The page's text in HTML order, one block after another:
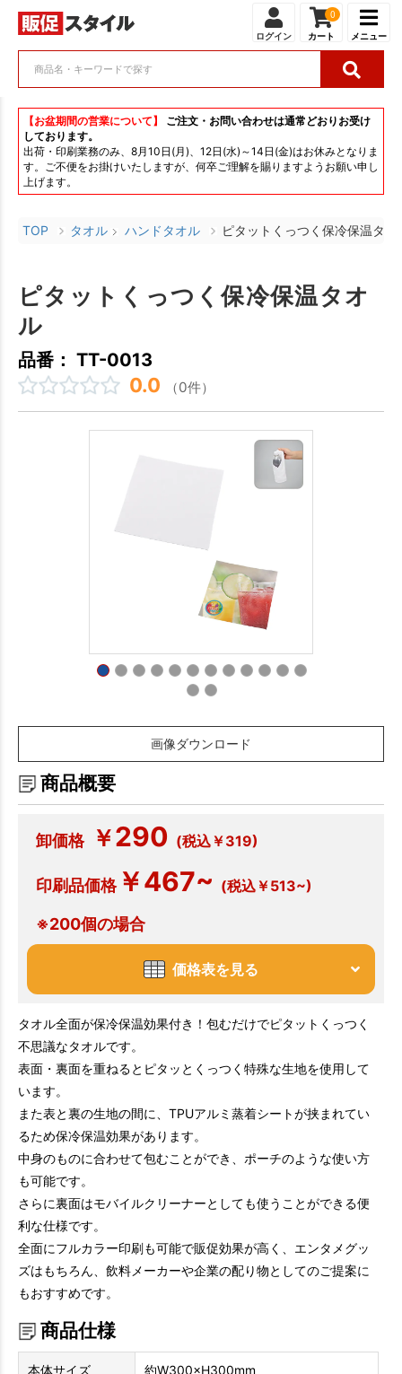
ログイン
0
カート メニュー
【お盆期間の営業について】
ご注文・お問い合わせは通常どおりお受け
しております。
出荷・印刷業務のみ、8月10日(月)、12日(水)～14日(金)はお休みとなりま
す。ご不便をお掛けいたしますが、何卒ご理解を賜りますようお願い申し
上げます。
TOP タオル ハンドタオル ピタットくっつく保冷保温タオ
ピタットくっつく保冷保温タオ
ル
品番： TT-0013
0.0 （0件）
画像ダウンロード
商品概要
卸価格 ￥290 (税込￥319)
印刷品価格￥467~ (税込￥513~)
※200個の場合
価格表を見る
タオル全面が保冷保温効果付き！包むだけでピタットくっつく
不思議なタオルです。
表面・裏面を重ねるとピタッとくっつく特殊な生地を使用して
います。
また表と裏の生地の間に、TPUアルミ蒸着シートが挟まれてい
るため保冷保温効果があります。
中身のものに合わせて包むことができ、ポーチのような使い方
も可能です。
さらに裏面はモバイルクリーナーとしても使うことができる便
利な仕様です。
全面にフルカラー印刷も可能で販促効果が高く、エンタメグッ
ズはもちろん、飲料メーカーや企業の配り物としてのご提案に
もおすすめです。
商品仕様
本体サイズ 約W300×H300mm